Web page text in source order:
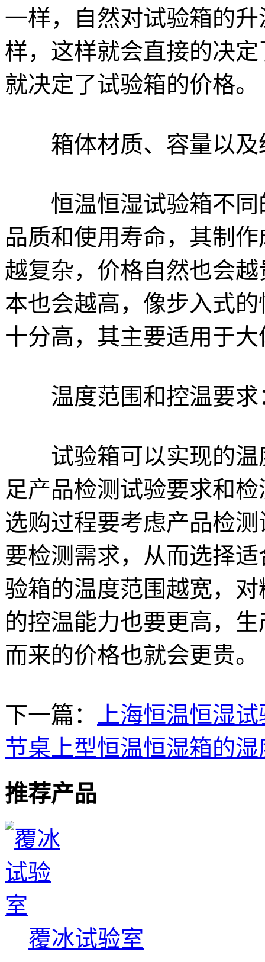
一样，自然对试验箱的
样，这样就会直接的决
就决定了试验箱的价格。
箱体材质、容量以及
恒温恒湿试验箱不同
品质和使用寿命，其制
越复杂，价格自然也会
本也会越高，像步入式
十分高，其主要适用于
温度范围和控温要求
试验箱可以实现的温
足产品检测试验要求和
选购过程要考虑产品检
要检测需求，从而选择
验箱的温度范围越宽，
的控温能力也要更高，
而来的价格也就会更贵。
下一篇：
上海恒温恒湿
节桌上型恒温恒湿箱的湿
推荐产品
覆冰试验室